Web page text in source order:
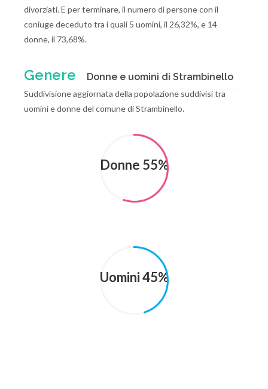
divorziati. E per terminare, il numero di persone con il
coniuge deceduto tra i quali 5 uomini, il 26,32%, e 14
donne, il 73,68%.
Genere Donne e uomini di Strambinello
Suddivisione aggiornata della popolazione suddivisi tra
uomini e donne del comune di Strambinello.
Donne 55%
Uomini 45%